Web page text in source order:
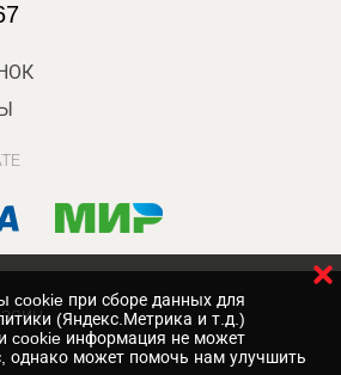
cookie при сборе данных для
(Яндекс.Метрика и т.д.)
cookie информация не может
однако может помочь нам улучшить